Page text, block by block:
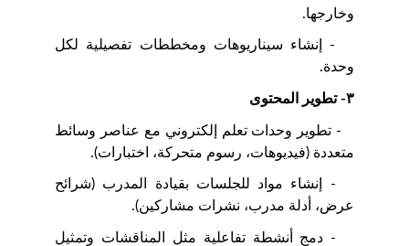
وخارجها.
- إنشاء سيناريوهات ومخططات تفصيلية لكل
وحدة.
٣- تطوير المحتوى
- تطوير وحدات تعلم إلكتروني مع عناصر وسائط
متعددة (فيديوهات، رسوم متحركة، اختبارات).
- إنشاء مواد للجلسات بقيادة المدرب (شرائح
عرض، أدلة مدرب، نشرات مشاركين).
- دمج أنشطة تفاعلية مثل المناقشات وتمثيل